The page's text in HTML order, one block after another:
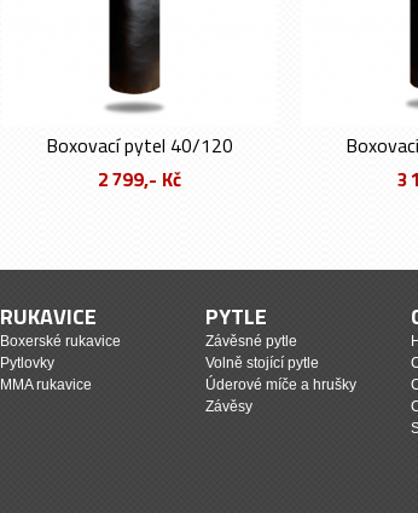
Boxovací pytel 40/120
2 799,- Kč
3
RUKAVICE
Boxerské rukavice
Pytlovky
MMA rukavice
PYTLE
Závěsné pytle
Volně stojící pytle
Úderové míče a hrušky
Závěsy